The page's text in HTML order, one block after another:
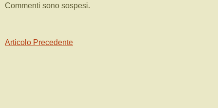
Commenti sono sospesi.
Articolo Precedente